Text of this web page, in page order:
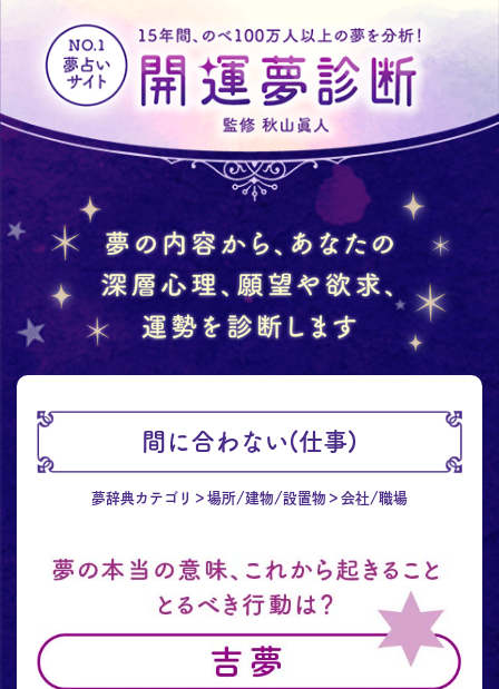
間に合わない(仕事)
夢辞典カテゴリ 場所/建物/設置物 会社/職場